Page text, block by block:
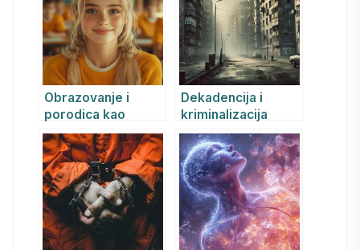
Obrazovanje i
porodica kao
osnova za
suzbijanje
dekadencije i
kriminalizacije –
psihološko-
psihoterapijski
pristup u Srbiji
Dekadencija i
kriminalizacija
srpskog društva:
psihološka
perspektiva,
psihijatrijski uvid i
REBT pristup